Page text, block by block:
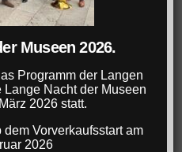
Museen 2026.
Programm der Langen
Nacht der Museen
2026 statt.
Vorverkaufsstart am
2026